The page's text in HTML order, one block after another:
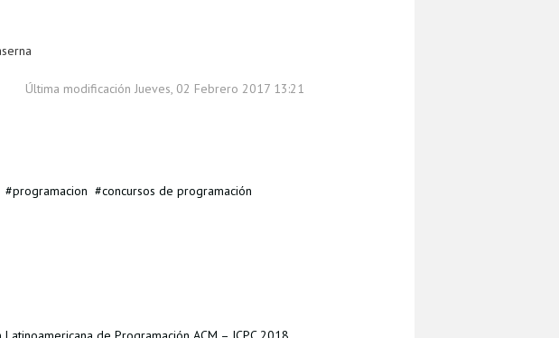
Última modificación Jueves, 02 Febrero 2017 13:21
programacion concursos de programación